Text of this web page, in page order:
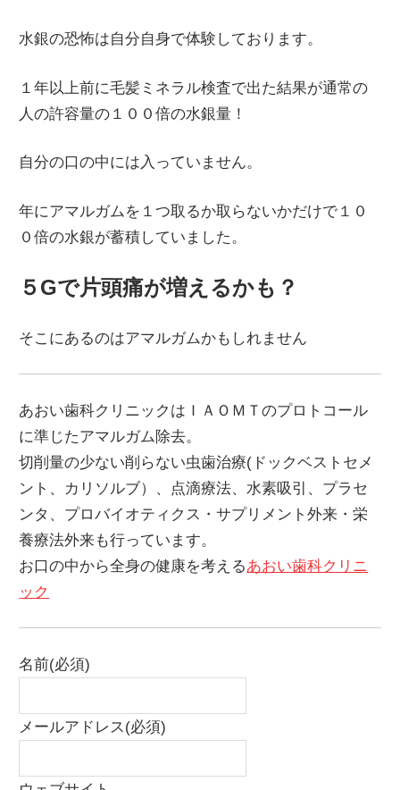
水銀の恐怖は自分自身で体験しております。
１年以上前に毛髪ミネラル検査で出た結果が通常の
人の許容量の１００倍の水銀量！
自分の口の中には入っていません。
年にアマルガムを１つ取るか取らないかだけで１０
０倍の水銀が蓄積していました。
５Gで片頭痛が増えるかも？
そこにあるのはアマルガムかもしれません
あおい歯科クリニックはＩＡＯＭＴのプロトコール
に準じたアマルガム除去。
切削量の少ない削らない虫歯治療(ドックベストセメ
ント、カリソルブ）、点滴療法、水素吸引、プラセ
ンタ、プロバイオティクス・サプリメント外来・栄
養療法外来も行っています。
お口の中から全身の健康を考えるあおい歯科クリニ
ック
名前(必須)
メールアドレス (必須)